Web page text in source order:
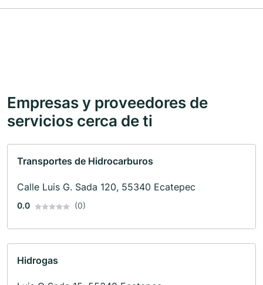
Empresas y proveedores de
servicios cerca de ti
Transportes de Hidrocarburos
Calle Luis G. Sada 120, 55340 Ecatepec
0.0 (0)
Hidrogas